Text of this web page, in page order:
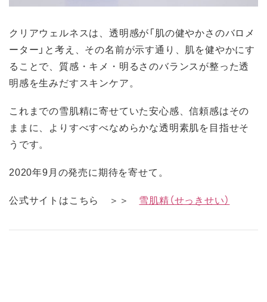
クリアウェルネスは、透明感が「肌の健やかさのバロメ
ーター」と考え、その名前が示す通り、肌を健やかにす
ることで、質感・キメ・明るさのバランスが整った透
明感を生みだすスキンケア。
これまでの雪肌精に寄せていた安心感、信頼感はその
ままに、よりすべすべなめらかな透明素肌を目指せそ
うです。
2020年9月の発売に期待を寄せて。
公式サイトはこちら ＞＞ 雪肌精（せっきせい）